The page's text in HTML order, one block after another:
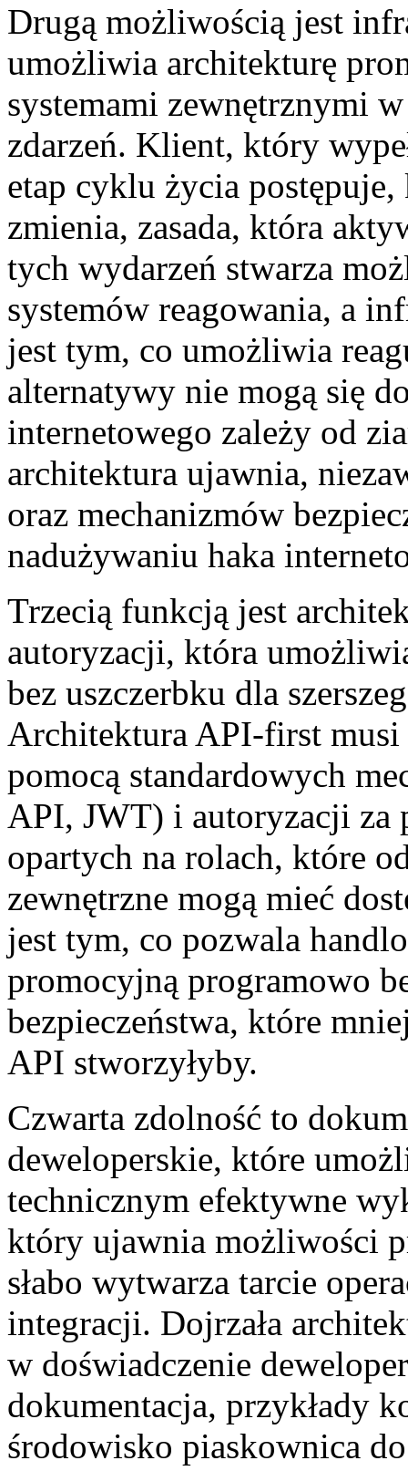
Drugą możliwością jest
umożliwia architekturę
systemami zewnętrznymi
zdarzeń. Klient, który
etap cyklu życia
zmienia, zasada, która
tych wydarzeń stwarza
systemów reagowania, a
jest tym, co umożliwia
alternatywy nie mogą się
internetowego zależy od
architektura ujawnia,
oraz mechanizmów
nadużywaniu haka
Trzecią funkcją jest
autoryzacji, która
bez uszczerbku dla
Architektura API-first musi
pomocą standardowych
API, JWT) i autoryzacji za
opartych na rolach, które
zewnętrzne mogą mieć
jest tym, co pozwala
promocyjną programowo
bezpieczeństwa, które
API stworzyłyby.
Czwarta zdolność to
deweloperskie, które
technicznym efektywne
który ujawnia możliwości
słabo wytwarza tarcie
integracji. Dojrzała
w doświadczenie
dokumentacja, przykłady
środowisko piaskownica